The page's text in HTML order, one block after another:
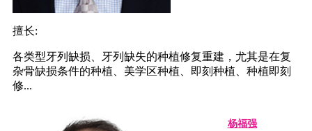
擅长:
各类型牙列缺损、牙列缺失的种植修复重建，尤其是在复
杂骨缺损条件的种植、美学区种植、即刻种植、种植即刻
修...
杨福强